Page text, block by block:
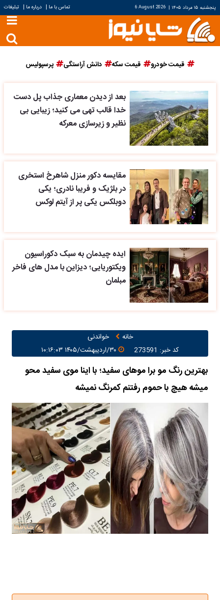
پنجشنبه ۱۵ مرداد ۱۴۰۵ |
6 August 2026 تماس با ما | درباره ما | تبلیغات
قیمت خودرو قیمت سکه دانش آراستگی پرسپولیس
بعد از دیدن معماری جذاب پل دست
خدا قالب تهی می کنید؛ زیبایی بی
نظیر و زیرسازی معرکه
مقایسه دکور منزل شاهرخ استخری
در بلژیک و فریبا نادری؛ یکی
دوبلکس یکی پر از آیتم لوکس
ایده چیدمان به سبک دکوراسیون
ویکتوریایی؛ دیزاین با مدل های فاخر
مبلمان
خانه
خواندنی
کد خبر: 273591
بهترین رنگ مو برا موهای سفید؛ با اینا موی سفید محو
میشه هیچ با حموم رفتنم کمرنگ نمیشه